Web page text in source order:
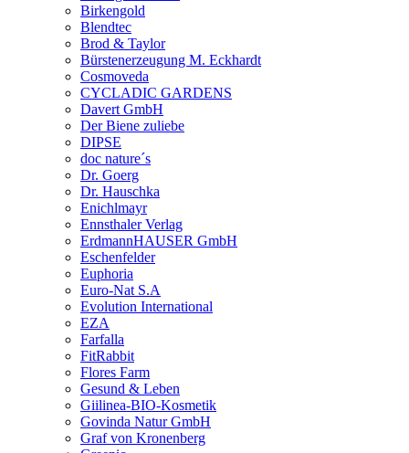
Birkengold
Blendtec
Brod & Taylor
Bürstenerzeugung M. Eckhardt
Cosmoveda
CYCLADIC GARDENS
Davert GmbH
Der Biene zuliebe
DIPSE
doc nature´s
Dr. Goerg
Dr. Hauschka
Enichlmayr
Ennsthaler Verlag
ErdmannHAUSER GmbH
Eschenfelder
Euphoria
Euro-Nat S.A
Evolution International
EZA
Farfalla
FitRabbit
Flores Farm
Gesund & Leben
Giilinea-BIO-Kosmetik
Govinda Natur GmbH
Graf von Kronenberg